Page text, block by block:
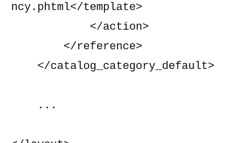
ncy.phtml</template>